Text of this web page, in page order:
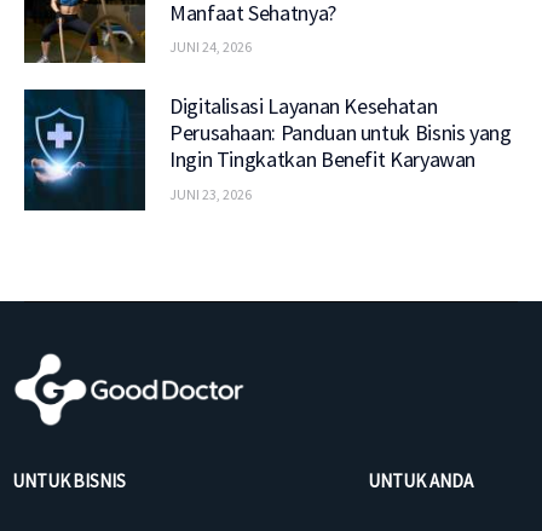
Manfaat Sehatnya?
JUNI 24, 2026
Digitalisasi Layanan Kesehatan
Perusahaan: Panduan untuk Bisnis yang
Ingin Tingkatkan Benefit Karyawan
JUNI 23, 2026
UNTUK BISNIS UNTUK ANDA